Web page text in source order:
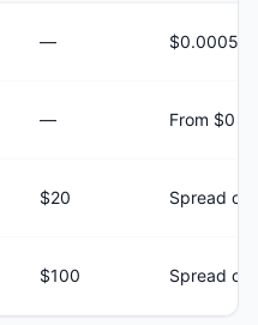
—
— From $0
$20 Spread
$100 Spread